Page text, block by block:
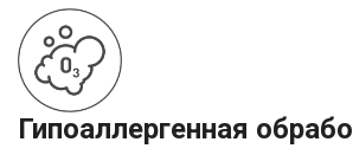
Гипоаллергенная